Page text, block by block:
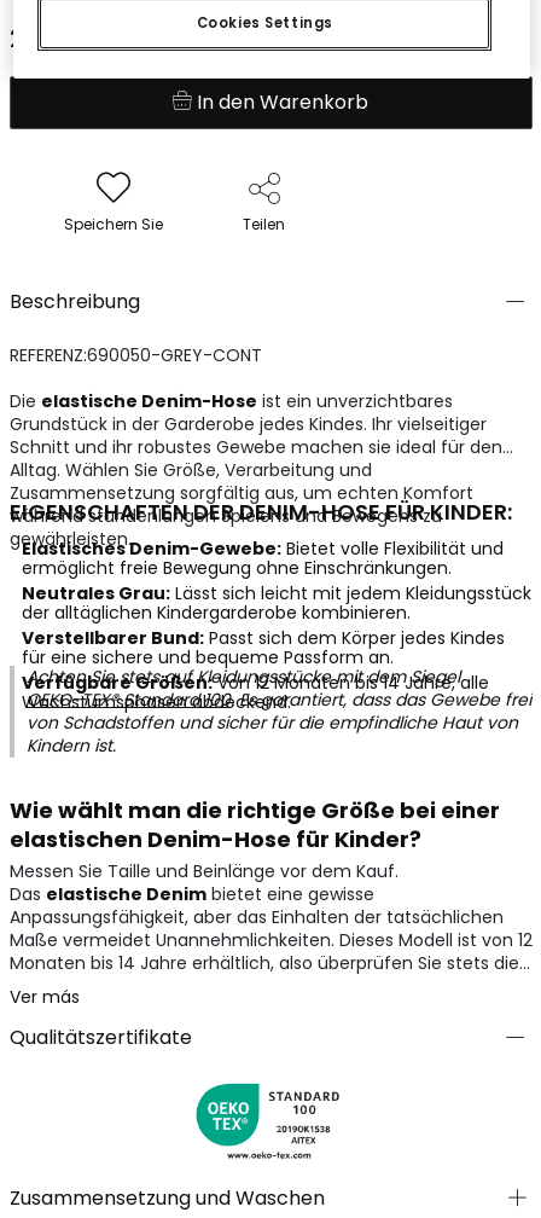
25,95 €
In den Warenkorb
Speichern Sie Teilen
Beschreibung
REFERENZ:690050-GREY-CONT
Die elastische Denim-Hose ist ein unverzichtbares
Grundstück in der Garderobe jedes Kindes. Ihr vielseitiger
Schnitt und ihr robustes Gewebe machen sie ideal für den
Alltag. Wählen Sie Größe, Verarbeitung und
Zusammensetzung sorgfältig aus, um echten Komfort
während stundenlangen Spielens und Bewegens zu
gewährleisten.
EIGENSCHAFTEN DER DENIM-HOSE FÜR KINDER:
Elastisches Denim-Gewebe:Bietet volle Flexibilität und
ermöglicht freie Bewegung ohne Einschränkungen.
Neutrales Grau:Lässt sich leicht mit jedem Kleidungsstück
der alltäglichen Kindergarderobe kombinieren.
Verstellbarer Bund:Passt sich dem Körper jedes Kindes
für eine sichere und bequeme Passform an.
Verfügbare Größen:Von 12 Monaten bis 14 Jahre, alle
Wachstumsphasen abdeckend.
Achten Sie stets auf Kleidungsstücke mit dem Siegel
OEKO-TEX® Standard 100. Es garantiert, dass das Gewebe frei
von Schadstoffen und sicher für die empfindliche Haut von
Kindern ist.
Wie wählt man die richtige Größe bei einer
elastischen Denim-Hose für Kinder?
Messen Sie Taille und Beinlänge vor dem Kauf.
Das elastische Denimbietet eine gewisse
Anpassungsfähigkeit, aber das Einhalten der tatsächlichen
Maße vermeidet Unannehmlichkeiten. Dieses Modell ist von 12
Monaten bis 14 Jahre erhältlich, also überprüfen Sie stets die
Größentabelle des Herstellers.
Ver más
Qualitätszertifikate
Zusammensetzung und Waschen
Cookies Settings